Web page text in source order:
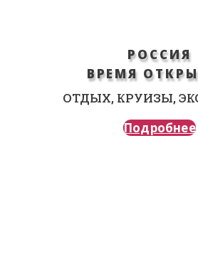
РОССИЯ
ВРЕМЯ
ОТДЫХ, КРУИЗЫ,
Подробнее